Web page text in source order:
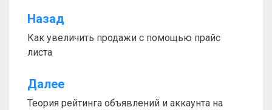
Навигация
по
записям
Назад
Как увеличить продажи с помощью прайс
листа
Далее
Теория рейтинга объявлений и аккаунта на